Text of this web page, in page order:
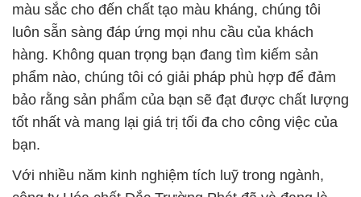
màu sắc cho đến chất tạo màu kháng, chúng tôi
luôn sẵn sàng đáp ứng mọi nhu cầu của khách
hàng. Không quan trọng bạn đang tìm kiếm sản
phẩm nào, chúng tôi có giải pháp phù hợp để đảm
bảo rằng sản phẩm của bạn sẽ đạt được chất lượng
tốt nhất và mang lại giá trị tối đa cho công việc của
bạn.
Với nhiều năm kinh nghiệm tích luỹ trong ngành,